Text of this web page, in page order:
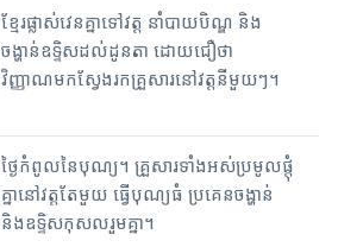
ខ្មែរផ្លាស់វេនគ្នាទៅវត្ត នាំបាយបិណ្ឌ និង
ចង្ហាន់ឧទ្ទិសដល់ដូនតា ដោយជឿថា
វិញ្ញាណមកស្វែងរកគ្រួសារនៅវត្តនីមួយៗ។
ថ្ងៃកំពូលនៃបុណ្យ។ គ្រួសារទាំងអស់ប្រមូលផ្តុំ
គ្នានៅវត្តតែមួយ ធ្វើបុណ្យធំ ប្រគេនចង្ហាន់
និងឧទ្ទិសកុសលរួមគ្នា។